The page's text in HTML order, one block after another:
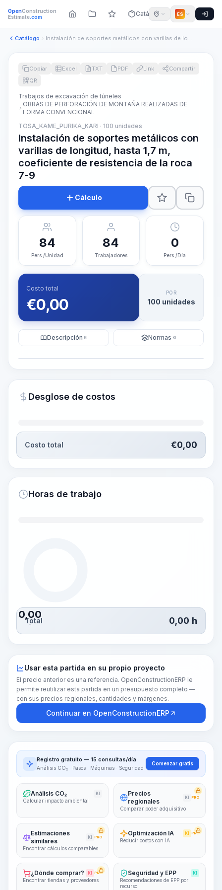
OpenConstruction
Estimate.com Catálogo ES
Catálogo Instalación de soportes metálicos con varillas de longitud, ...
~15-30 Sek.
Copiar Excel TXT PDF Link
Compartir
QR
Trabajos de excavación de túneles
OBRAS DE PERFORACIÓN DE MONTAÑA REALIZADAS DE
FORMA CONVENCIONAL
TOSA_KAME_PURIKA_KARI · 100 unidades
Instalación de soportes metálicos con
varillas de longitud, hasta 1,7 m,
coeficiente de resistencia de la roca
7-9
Cálculo
84
Pers./Unidad
84
Trabajadores
0
Pers./Día
Costo total
€0,00
POR
100 unidades
Descripción KI Normas KI
Desglose de costos
Costo total €0,00
Horas de trabajo
0,00
h
Total 0,00 h
Usar esta partida en su propio proyecto
El precio anterior es una referencia. OpenConstructionERP le
permite reutilizar esta partida en un presupuesto completo —
con sus precios regionales, cantidades y márgenes.
Continuar en OpenConstructionERP
Registro gratuito — 15 consultas/día
Análisis CO₂ · Pasos · Máquinas · Seguridad
Comenzar gratis
Análisis CO₂ KI
Calcular impacto ambiental
Precios
regionales
KI PRO
Comparar poder adquisitivo
Estimaciones
similares
KI PRO
Encontrar cálculos comparables
Optimización IA KI PRO
Reducir costos con IA
¿Dónde comprar? KI PRO
Encontrar tiendas y proveedores
Seguridad y EPP KI
Recomendaciones de EPP por
recurso